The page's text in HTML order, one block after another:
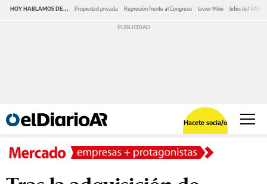
HOY HABLAMOS DE... Propiedad privada Represión frente al Congreso Javier Milei Jefes del PAMI
Hacete socia/o